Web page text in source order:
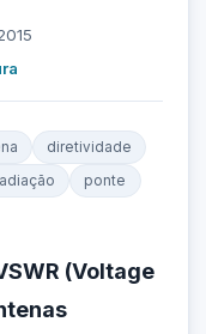
diretividade
ponte
(Voltage